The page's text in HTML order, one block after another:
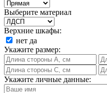
Выберите материал
Верхние шкафы:
нет да
Укажите размер:
Укажите личные данные: